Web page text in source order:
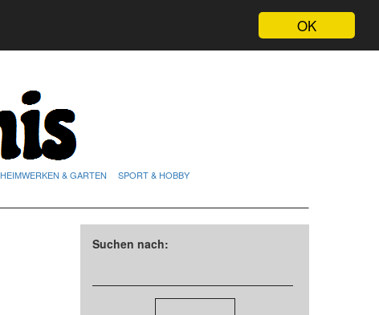
OK
HEIMWERKEN & GARTEN SPORT & HOBBY
Suchen nach: